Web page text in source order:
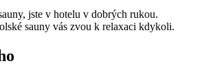
jste v hotelu v dobrých rukou.
sauny vás zvou k relaxaci kdykoli.